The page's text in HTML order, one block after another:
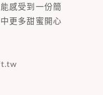
感受到一份簡
更多甜蜜開心